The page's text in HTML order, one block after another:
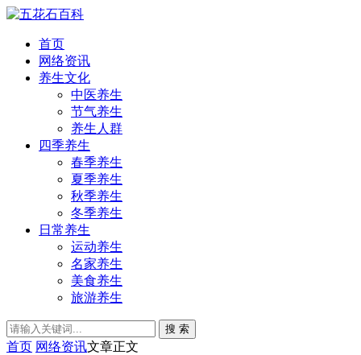
首页
网络资讯
养生文化
中医养生
节气养生
养生人群
四季养生
春季养生
夏季养生
秋季养生
冬季养生
日常养生
运动养生
名家养生
美食养生
旅游养生
搜 索
首页 网络资讯文章正文